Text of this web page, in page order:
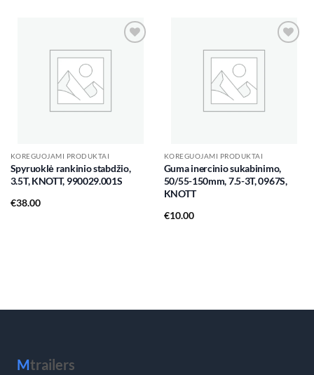
KOREGUOJAMI PRODUKTAI
Spyruoklė rankinio stabdžio,
3.5T, KNOTT, 990029.001S
€38.00
KOREGUOJAMI PRODUKTAI
Guma inercinio sukabinimo,
50/55-150mm, 7.5-3T, 0967S,
KNOTT
€10.00
Mtrailers